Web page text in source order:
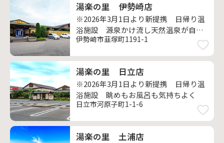
湯楽の里 伊勢崎店
※2026年3月1日より新提携 日帰り温
浴施設 源泉かけ流し天然温泉が自慢
の憩いの場所
伊勢崎市韮塚町1191-1
湯楽の里 日立店
※2026年3月1日より新提携 日帰り温
浴施設 眺めもお風呂も気持ちよく
日立市河原子町1-1-6
湯楽の里 土浦店